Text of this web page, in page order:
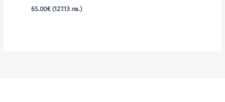
65.00€ (127.13 лв.)